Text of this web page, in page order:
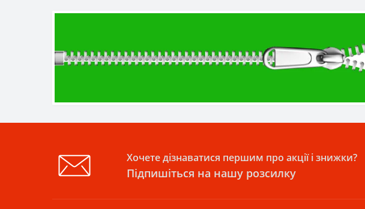
Хочете дізнаватися першим про акції і знижки?
Підпишіться на нашу розсилку